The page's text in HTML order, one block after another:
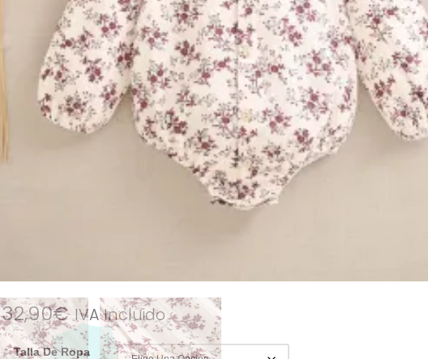
Mira el resto de
nuestras https://canastilla.com.es/peleles-
invierno/
Si tienes alguna duda con las tallas y/o colores
puedes escribir al 656362022 y con mucho gusto
te atenderemos
Peleles Invierno
32,90€ IVA Incluido
Talla De Ropa